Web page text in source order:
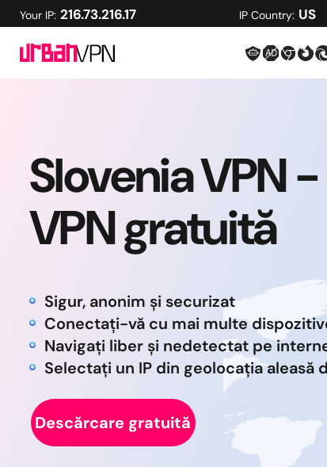
Your IP: 216.73.216.17 IP Country: US
Slovenia VPN
VPN gratuită
Sigur, anonim și securizat
Conectați-vă cu mai multe
Navigați liber și nedetectat pe
Selectați un IP din geolocația aleasă
Descărcare gratuită